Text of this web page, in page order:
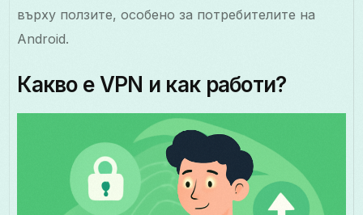
върху ползите, особено за потребителите на
Android.
Какво е VPN и как работи?